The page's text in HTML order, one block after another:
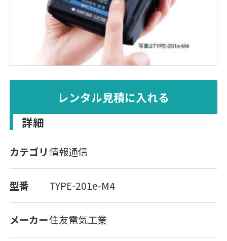
レンタル見積に入れる
詳細
カテゴリ情報通信
型番 TYPE-201e-M4
メーカー住友電気工業